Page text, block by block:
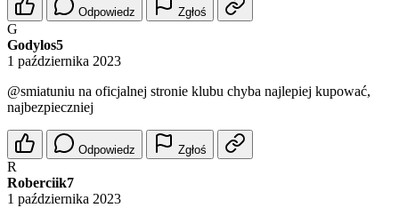
Odpowiedz Zgłoś
G
Godylos5
1 października 2023
@smiatuniu na oficjalnej stronie klubu chyba najlepiej kupować,
najbezpieczniej
Odpowiedz Zgłoś
R
Roberciik7
1 października 2023